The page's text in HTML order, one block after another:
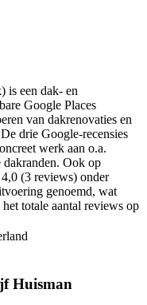
is een dak- en
Google Places
van dakrenovaties en
drie Google-recensies
werk aan o.a.
dakranden. Ook op
(3 reviews) onder
genoemd, wat
totale aantal reviews op
Huisman